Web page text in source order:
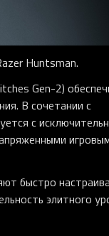
Huntsman.
Gen-2)
В сочетании с
с
быстро
элитного